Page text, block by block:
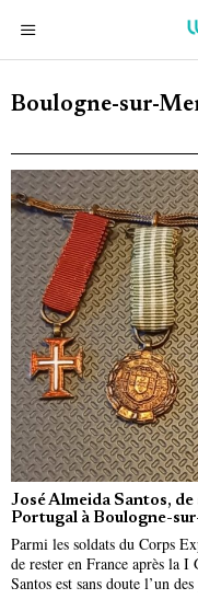
Boulogne-sur-
José Almeida Santos,
Portugal à Boulogne-
Parmi les soldats du Corps
de rester en France après la
Santos est sans doute l’un